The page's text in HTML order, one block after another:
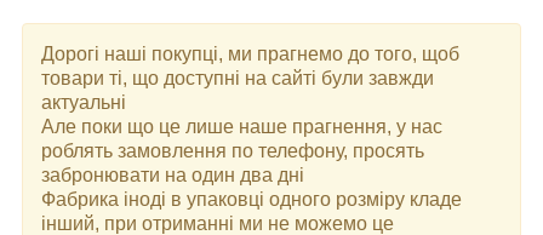
Дорогі наші покупці, ми прагнемо до того, щоб
товари ті, що доступні на сайті були завжди
актуальні
Але поки що це лише наше прагнення, у нас
роблять замовлення по телефону, просять
забронювати на один два дні
Фабрика іноді в упаковці одного розміру кладе
інший, при отриманні ми не можемо це